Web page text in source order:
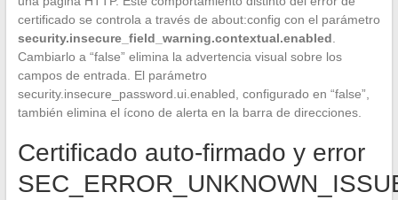
certificado se controla a través de about:config con el parámetro
security.insecure_field_warning.contextual.enabled.
Cambiarlo a “false” elimina la advertencia visual sobre los
campos de entrada. El parámetro
security.insecure_password.ui.enabled, configurado en “false”,
también elimina el ícono de alerta en la barra de direcciones.
Certificado auto-firmado y error